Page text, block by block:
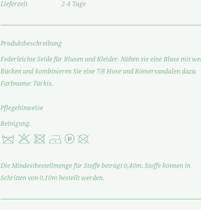
Lieferzeit
2-4 Tage
Produktbeschreibung
Federleichte Seide für Blusen und Kleider. Nähen sie eine Bluse mit
Rücken und kombinieren Sie eine 7/8 Hose und Römersandalen dazu.
Farbname: Türkis.
Pflegehinweise
Reinigung.
Die Mindestbestellmenge für Stoffe beträgt 0,40m. Stoffe können in
Schritten von 0,10m bestellt werden.